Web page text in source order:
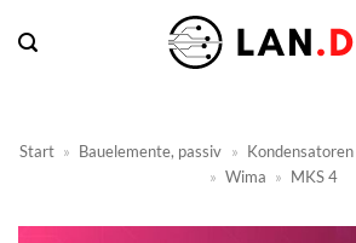
Inhalt
Start » Bauelemente, passiv » Kondensatoren
» Wima » MKS 4